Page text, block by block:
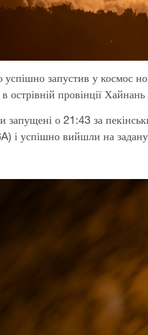
запустив у космос
острівній провінції
запущені о 21:43 за
і успішно вийшли на задану